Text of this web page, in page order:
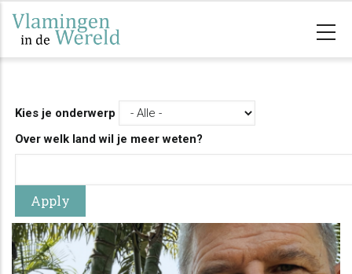
Overslaan
naar
gaan
Kies je onderwerp
Over welk land wil je meer weten?